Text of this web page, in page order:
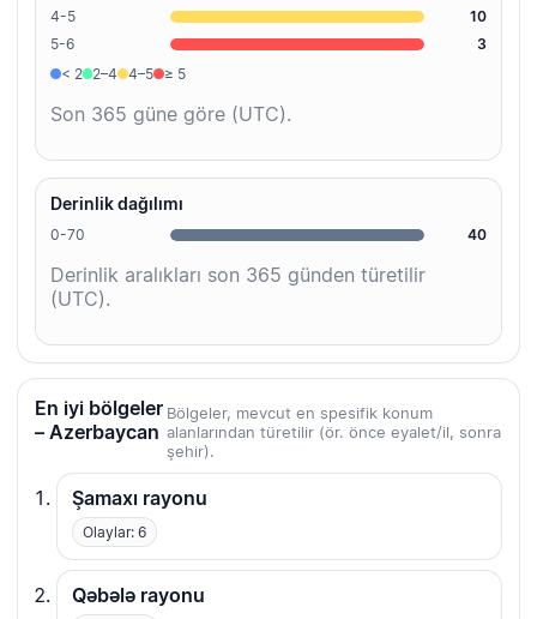
4-5
10
5-6
3
< 2
2–4 4–5 ≥ 5
Son 365 güne göre (UTC).
Derinlik dağılımı
0-70 40
Derinlik aralıkları son 365 günden türetilir
(UTC).
En iyi bölgeler
– Azerbaycan
Bölgeler, mevcut en spesifik konum
alanlarından türetilir (ör. önce eyalet/il, sonra
şehir).
Şamaxı rayonu
Olaylar: 6
Qəbələ rayonu